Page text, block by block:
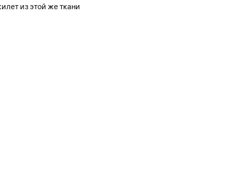
из этой же ткани